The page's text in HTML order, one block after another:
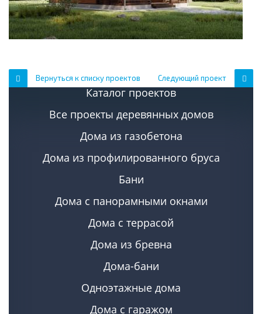
Вернуться к списку проектов Следующий проект
Каталог проектов
Все проекты деревянных домов
Дома из газобетона
Дома из профилированного бруса
Бани
Дома с панорамными окнами
Дома с террасой
Дома из бревна
Дома-бани
Одноэтажные дома
Дома с гаражом